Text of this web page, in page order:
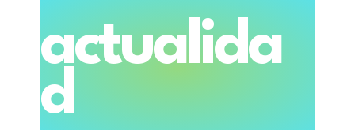
actualida
d